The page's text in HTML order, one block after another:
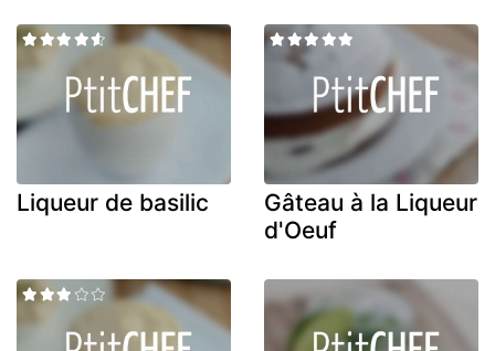
Liqueur de basilic
Gâteau à la Liqueur
d'Oeuf